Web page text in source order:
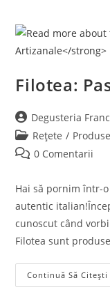
Filotea:
Post
author:
Degusteria
Post
category:
Rețete /
Post0 Comentarii
Hai să pornim într-
autentic
cunoscut când
Filotea sunt
Continuă Să Citești